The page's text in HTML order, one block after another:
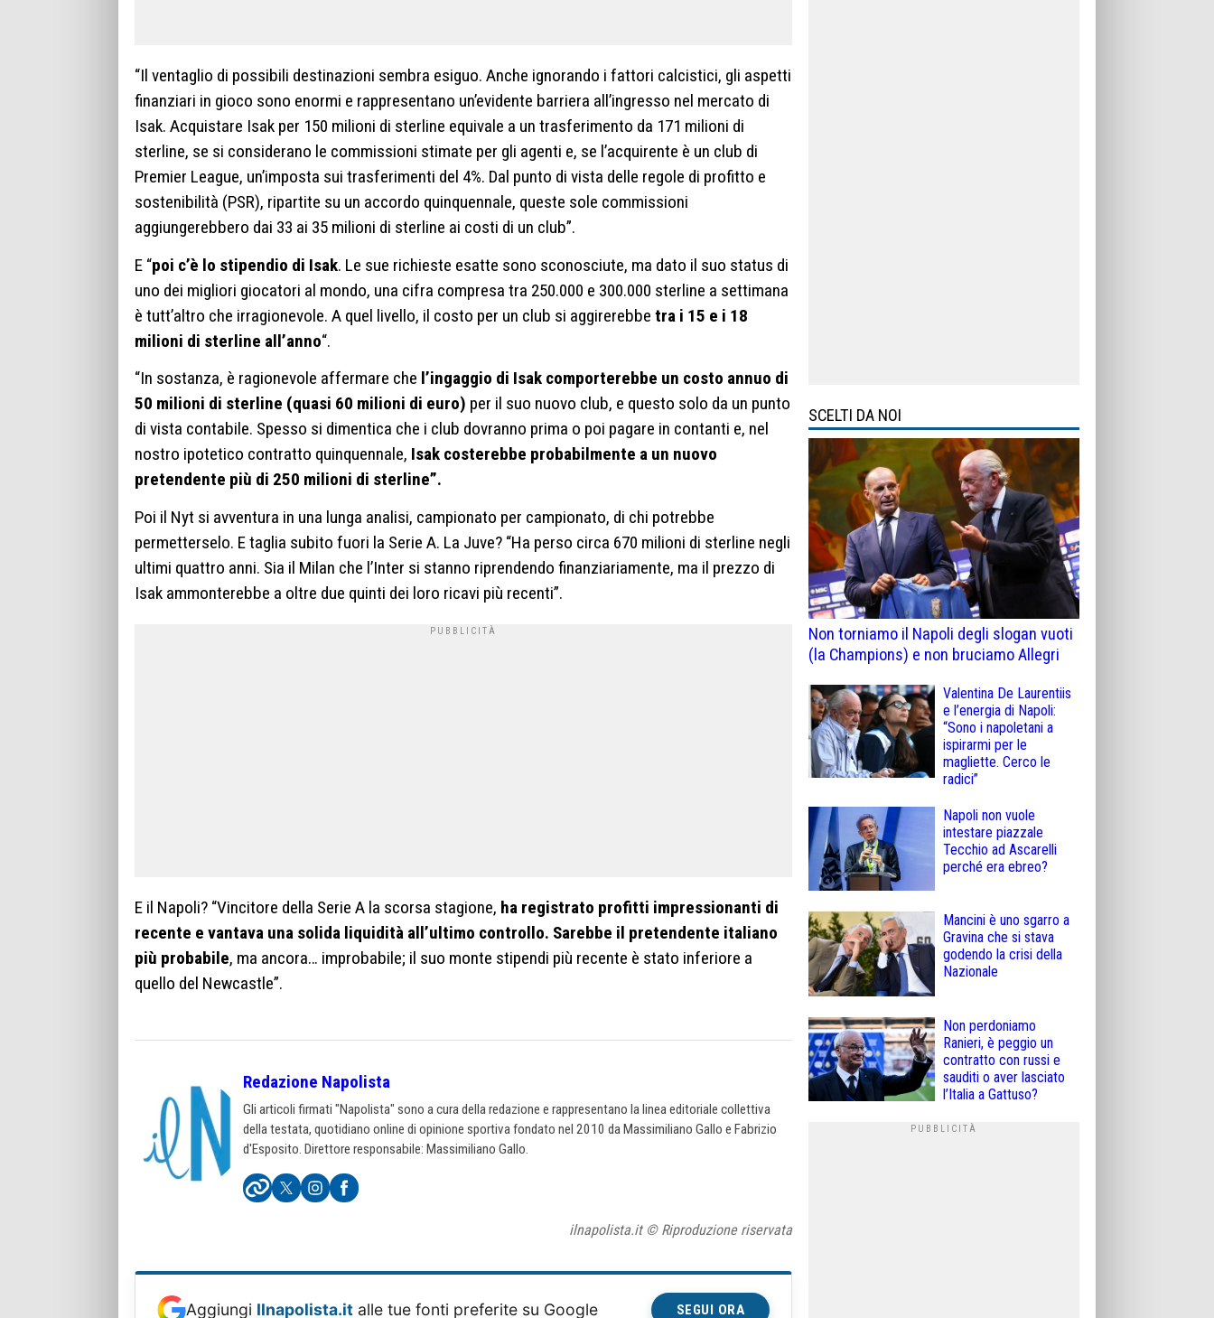
“Il ventaglio di possibili destinazioni sembra esiguo. Anche ignorando i fattori calcistici, gli aspetti
finanziari in gioco sono enormi e rappresentano un’evidente barriera all’ingresso nel mercato di
Isak. Acquistare Isak per 150 milioni di sterline equivale a un trasferimento da 171 milioni di
sterline, se si considerano le commissioni stimate per gli agenti e, se l’acquirente è un club di
Premier League, un’imposta sui trasferimenti del 4%. Dal punto di vista delle regole di profitto e
sostenibilità (PSR), ripartite su un accordo quinquennale, queste sole commissioni
aggiungerebbero dai 33 ai 35 milioni di sterline ai costi di un club”.
E “poi c’è lo stipendio di Isak. Le sue richieste esatte sono sconosciute, ma dato il suo status di
uno dei migliori giocatori al mondo, una cifra compresa tra 250.000 e 300.000 sterline a settimana
è tutt’altro che irragionevole. A quel livello, il costo per un club si aggirerebbe tra i 15 e i 18
milioni di sterline all’anno“.
“In sostanza, è ragionevole affermare che l’ingaggio di Isak comporterebbe un costo annuo di
50 milioni di sterline (quasi 60 milioni di euro) per il suo nuovo club, e questo solo da un punto
di vista contabile. Spesso si dimentica che i club dovranno prima o poi pagare in contanti e, nel
nostro ipotetico contratto quinquennale, Isak costerebbe probabilmente a un nuovo
pretendente più di 250 milioni di sterline”.
Poi il Nyt si avventura in una lunga analisi, campionato per campionato, di chi potrebbe
permetterselo. E taglia subito fuori la Serie A. La Juve? “Ha perso circa 670 milioni di sterline negli
ultimi quattro anni. Sia il Milan che l’Inter si stanno riprendendo finanziariamente, ma il prezzo di
Isak ammonterebbe a oltre due quinti dei loro ricavi più recenti”.
E il Napoli? “Vincitore della Serie A la scorsa stagione, ha registrato profitti impressionanti di
recente e vantava una solida liquidità all’ultimo controllo. Sarebbe il pretendente italiano
più probabile, ma ancora… improbabile; il suo monte stipendi più recente è stato inferiore a
quello del Newcastle”.
Redazione Napolista
Gli articoli firmati "Napolista" sono a cura della redazione e rappresentano la linea editoriale collettiva
della testata, quotidiano online di opinione sportiva fondato nel 2010 da Massimiliano Gallo e Fabrizio
d'Esposito. Direttore responsabile: Massimiliano Gallo.
ilnapolista.it © Riproduzione riservata
Aggiungi Ilnapolista.it alle tue fonti preferite su Google SEGUI ORA
SCELTI DA NOI
Non torniamo il Napoli degli slogan vuoti
(la Champions) e non bruciamo Allegri
Valentina De Laurentiis
e l’energia di Napoli:
“Sono i napoletani a
ispirarmi per le
magliette. Cerco le
radici”
Napoli non vuole
intestare piazzale
Tecchio ad Ascarelli
perché era ebreo?
Mancini è uno sgarro a
Gravina che si stava
godendo la crisi della
Nazionale
Non perdoniamo
Ranieri, è peggio un
contratto con russi e
sauditi o aver lasciato
l’Italia a Gattuso?